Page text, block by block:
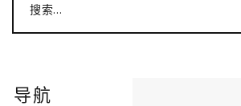
搜索...
导航